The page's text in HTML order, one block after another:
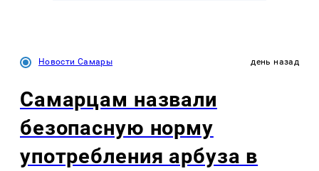
Новости Самары день назад
Самарцам назвали
безопасную норму
употребления арбуза в